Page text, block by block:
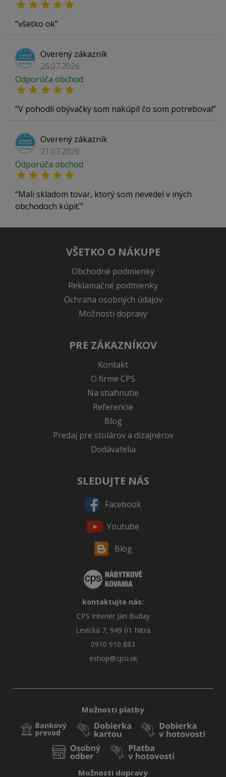
všetko ok
Overený zákazník
26.07.2026
Odporúča obchod
V pohodlí obývačky som nakúpil čo som potreboval
Overený zákazník
21.07.2026
Odporúča obchod
Mali skladom tovar, ktorý som nevedel v iných
obchodoch kúpiť.
VŠETKO O NÁKUPE
Obchodné podmienky
Reklamačné podmienky
Ochrana osobných údajov
Možnosti dopravy
PRE ZÁKAZNÍKOV
Kontakt
O firme CPS
Na stiahnutie
Referencie
Blog
Predaj pre stolárov a dizajnérov
Dodávatelia
SLEDUJTE NÁS
Facebook
Youtube
Blog
kontaktujte nás:
CPS Interiér Ján Buday
Levická 7, 949 01 Nitra
0910 910 883
eshop@cpsi.sk
Možnosti platby
Možnosti dopravy